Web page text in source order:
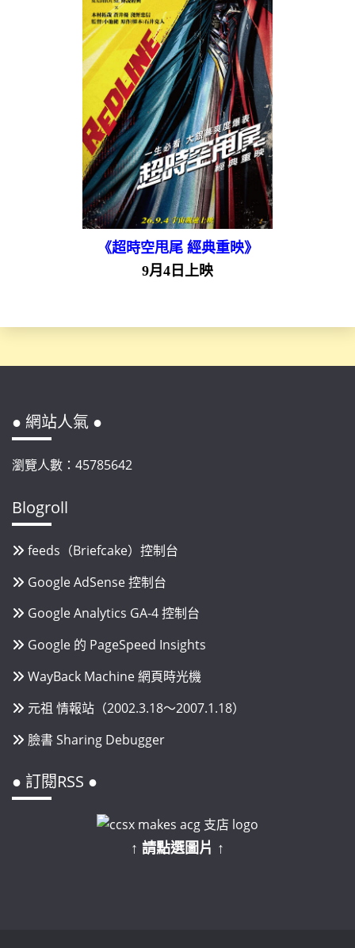
《超時空甩尾 經典重映》
9月4日上映
● 網站人氣 ●
瀏覽人數：45785642
Blogroll
feeds（Briefcake）控制台
Google AdSense 控制台
Google Analytics GA-4 控制台
Google 的 PageSpeed Insights
WayBack Machine 網頁時光機
元祖 情報站（2002.3.18～2007.1.18）
臉書 Sharing Debugger
● 訂閱RSS ●
↑ 請點選圖片 ↑